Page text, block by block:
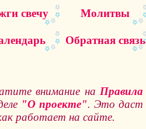
свечу Молитвы
Обратная связь
внимание на Правила
"О проекте". Это даст
работает на сайте.